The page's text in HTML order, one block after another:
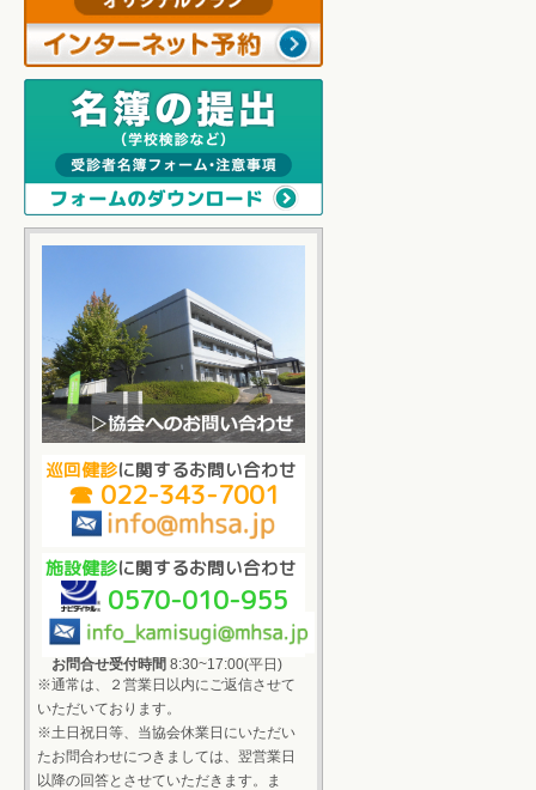
巡回健診に関するお問い合わせ
☎ 022-343-7001
施設健診に関するお問い合わせ
0570-010-955
お問合せ受付時間 8:30~17:00(平日)
※通常は、２営業日以内にご返信させて
いただいております。
※土日祝日等、当協会休業日にいただい
たお問合わせにつきましては、翌営業日
以降の回答とさせていただきます。ま